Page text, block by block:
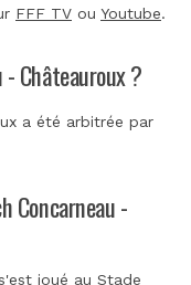
FFF TV ou Youtube.
Châteauroux ?
a été arbitrée par
Concarneau -
joué au Stade